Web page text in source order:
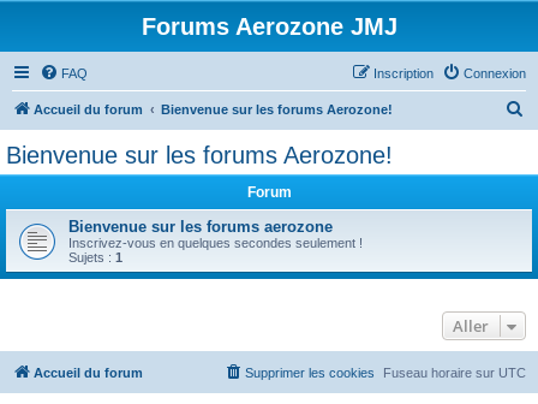
Forums Aerozone JMJ
FAQ Connexion
Inscription
Accueil du forum Bienvenue sur les forums Aerozone!
c
e
Bienvenue sur les forums Aerozone!
Forum
Bienvenue sur les forums aerozone
Inscrivez-vous en quelques secondes seulement !
Sujets : 1
Aller
Accueil du forum Fuseau horaire sur UTC
Supprimer les cookies